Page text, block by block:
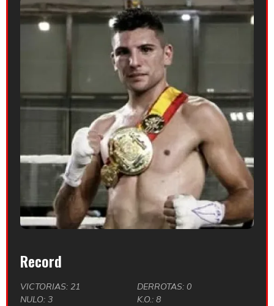
Record
VICTORIAS: 21
DERROTAS: 0
NULO: 3
K.O.: 8